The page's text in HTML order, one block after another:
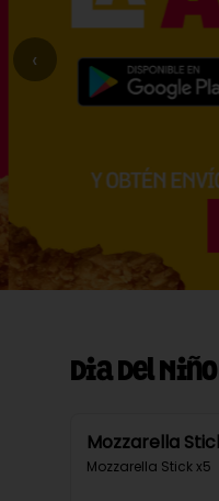
‹
Dia Del
Mozzarella
Mozzarella Stick x5